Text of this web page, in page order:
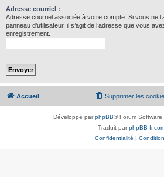
Adresse courriel :
Adresse courriel associée à votre compte. Si vous ne
panneau d’utilisateur, il s’agit de l’adresse que vous
enregistrement.
Accueil Supprimer les
Développé parphpBB® Forum
Traduit parphpBB-
Confidentialité |